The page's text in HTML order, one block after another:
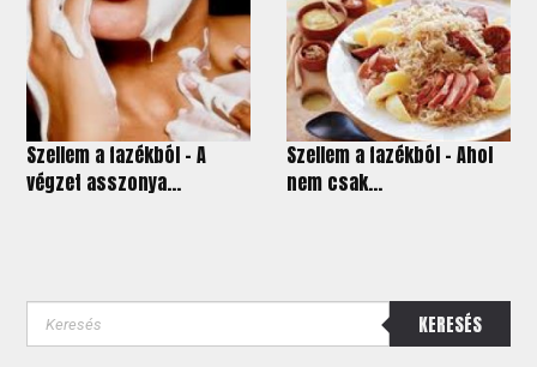
Szellem a fazékból - A
végzet asszonya...
Szellem a fazékból - Ahol
nem csak...
KERESÉS